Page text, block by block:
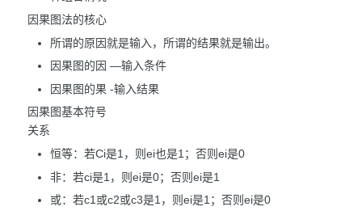
因果图法的核心
所谓的原因就是输入，所谓的结果就是输出。
因果图的因 —输入条件
因果图的果 -输入结果
因果图基本符号
关系
恒等：若Ci是1，则ei也是1；否则ei是0
非：若ci是1，则ei是0；否则ei是1
或：若c1或c2或c3是1，则ei是1；否则ei是0